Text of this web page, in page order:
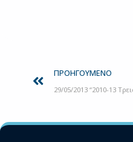
ΠΡΟΗΓΟΎΜΕΝΟ
29/05/2013 “2010-13